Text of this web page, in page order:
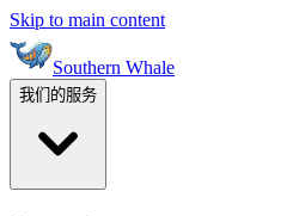
Skip to main content
Southern Whale
我们的服务